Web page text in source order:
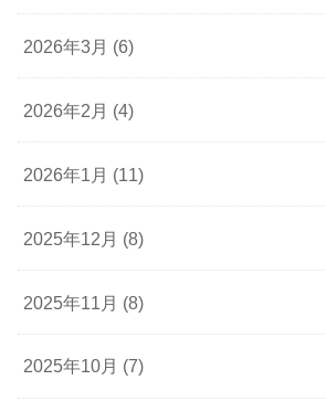
2026年3月 (6)
2026年2月 (4)
2026年1月 (11)
2025年12月 (8)
2025年11月 (8)
2025年10月 (7)